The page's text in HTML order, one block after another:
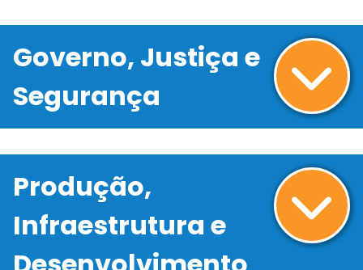
Governo, Justiça e
Segurança
Produção,
Infraestrutura e